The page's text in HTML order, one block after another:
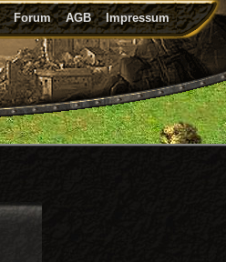
Forum AGB Impressum